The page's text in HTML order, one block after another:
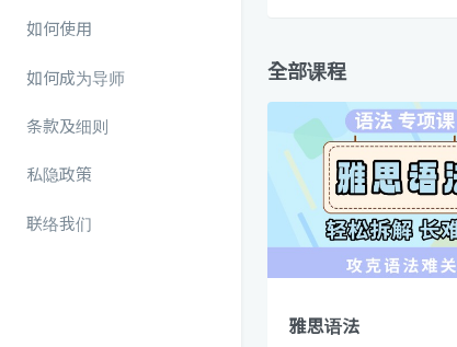
如何使用
如何成为导师
条款及细则
私隐政策
联络我们
全部课程
雅思语法